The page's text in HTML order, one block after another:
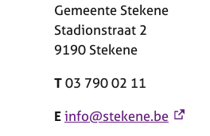
Gemeente Stekene
Stadionstraat 2
9190 Stekene
T03 790 02 11
Einfo@stekene.be